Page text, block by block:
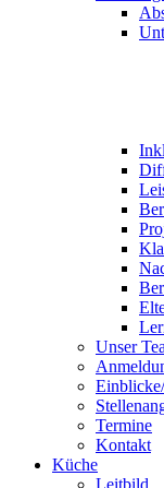
Unser
Termine
Kontakt
Küche
Leitbild